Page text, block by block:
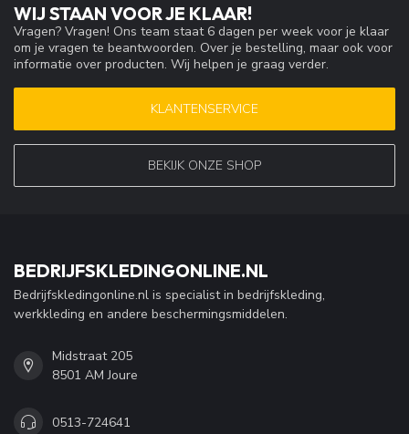
WIJ STAAN VOOR JE KLAAR!
Vragen? Vragen! Ons team staat 6 dagen per week voor je klaar
om je vragen te beantwoorden. Over je bestelling, maar ook voor
informatie over producten. Wij helpen je graag verder.
KLANTENSERVICE
BEKIJK ONZE SHOP
BEDRIJFSKLEDINGONLINE.NL
Bedrijfskledingonline.nl is specialist in bedrijfskleding,
werkkleding en andere beschermingsmiddelen.
Midstraat 205
8501 AM Joure
0513-724641